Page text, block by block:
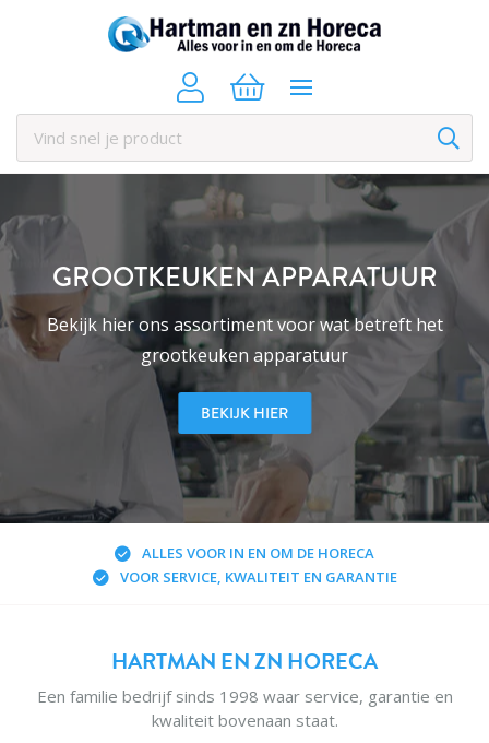
GROOTKEUKEN APPARATUUR
Bekijk hier ons assortiment voor wat betreft het
grootkeuken apparatuur
BEKIJK HIER
ALLES VOOR IN EN OM DE HORECA
VOOR SERVICE, KWALITEIT EN GARANTIE
HARTMAN EN ZN HORECA
Een familie bedrijf sinds 1998 waar service, garantie en
kwaliteit bovenaan staat.